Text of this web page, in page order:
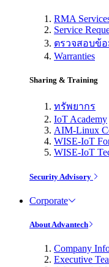
RMA
Service
ตรวจสอบข้
Warranties
Sharing & Training
ทรัพยากร
IoT Academy
AIM-Linux
WISE-IoT
WISE-IoT
Security Advisory
Corporate
About Advantech
Company
Executive